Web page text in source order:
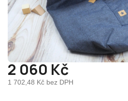
2 060 Kč
1 702,48 Kč bez DPH